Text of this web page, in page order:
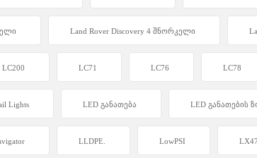
Land Rover Discovery 4 შნორკელი
LC200 LC71 LC76 LC78
Lights LED განათება LED განათების
LLDPE. LowPSI